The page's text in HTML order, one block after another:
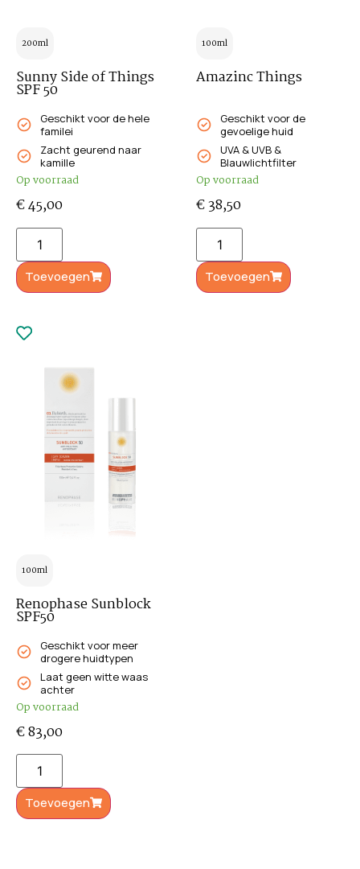
200ml
Sunny Side of Things
SPF 50
Geschikt voor de hele
familei
Zacht geurend naar
kamille
Op voorraad
€45,00
Toevoegen
100ml
Amazinc Things
Geschikt voor de
gevoelige huid
UVA & UVB &
Blauwlichtfilter
Op voorraad
€38,50
Toevoegen
100ml
Renophase Sunblock
SPF50
Geschikt voor meer
drogere huidtypen
Laat geen witte waas
achter
Op voorraad
€83,00
Toevoegen